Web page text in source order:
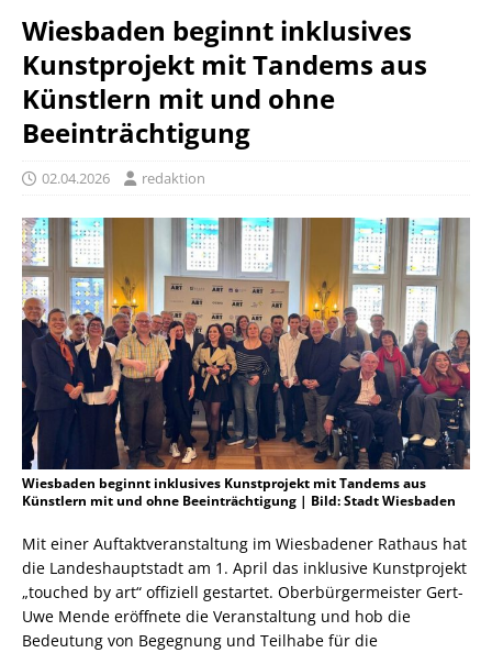
Wiesbaden beginnt inklusives
Kunstprojekt mit Tandems aus
Künstlern mit und ohne
Beeinträchtigung
02.04.2026 redaktion
Wiesbaden beginnt inklusives Kunstprojekt mit Tandems aus
Künstlern mit und ohne Beeinträchtigung | Bild: Stadt Wiesbaden
Mit einer Auftaktveranstaltung im Wiesbadener Rathaus hat
die Landeshauptstadt am 1. April das inklusive Kunstprojekt
„touched by art“ offiziell gestartet. Oberbürgermeister Gert-
Uwe Mende eröffnete die Veranstaltung und hob die
Bedeutung von Begegnung und Teilhabe für die